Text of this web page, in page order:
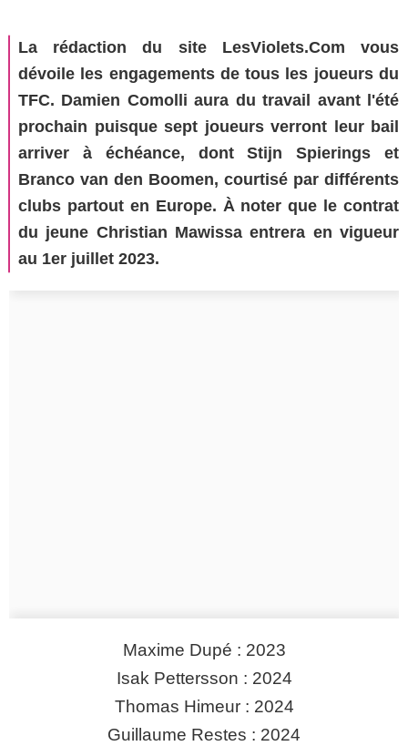
La rédaction du site LesViolets.Com vous
dévoile les engagements de tous les joueurs du
TFC. Damien Comolli aura du travail avant l'été
prochain puisque sept joueurs verront leur bail
arriver à échéance, dont Stijn Spierings et
Branco van den Boomen, courtisé par différents
clubs partout en Europe. À noter que le contrat
du jeune Christian Mawissa entrera en vigueur
au 1er juillet 2023.
Maxime Dupé : 2023
Isak Pettersson : 2024
Thomas Himeur : 2024
Guillaume Restes : 2024